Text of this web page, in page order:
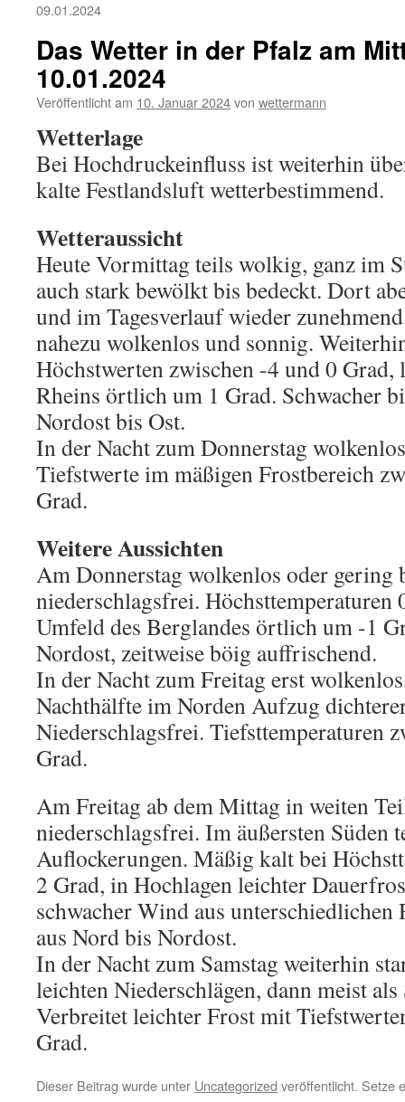
09.01.2024
Das Wetter in der Pfalz am
10.01.2024
Veröffentlicht am 10. Januar 2024von wettermann
Wetterlage
Bei Hochdruckeinfluss ist weiterhin
kalte Festlandsluft wetterbestimmend.
Wetteraussicht
Heute Vormittag teils wolkig, ganz im
auch stark bewölkt bis bedeckt. Dort
und im Tagesverlauf wieder
nahezu wolkenlos und sonnig.
Höchstwerten zwischen -4 und 0
Rheins örtlich um 1 Grad. Schwacher
Nordost bis Ost.
In der Nacht zum Donnerstag
Tiefstwerte im mäßigen Frostbereich
Grad.
Weitere Aussichten
Am Donnerstag wolkenlos oder gering
niederschlagsfrei. Höchsttemperaturen
Umfeld des Berglandes örtlich um -1
Nordost, zeitweise böig auffrischend.
In der Nacht zum Freitag erst
Nachthälfte im Norden Aufzug
Niederschlagsfrei. Tiefsttemperaturen
Grad.
Am Freitag ab dem Mittag in weiten
niederschlagsfrei. Im äußersten Süden
Auflockerungen. Mäßig kalt bei
2 Grad, in Hochlagen leichter
schwacher Wind aus
aus Nord bis Nordost.
In der Nacht zum Samstag weiterhin
leichten Niederschlägen, dann meist
Verbreitet leichter Frost mit
Grad.
Dieser Beitrag wurde unter Uncategorized veröffentlicht. Setze